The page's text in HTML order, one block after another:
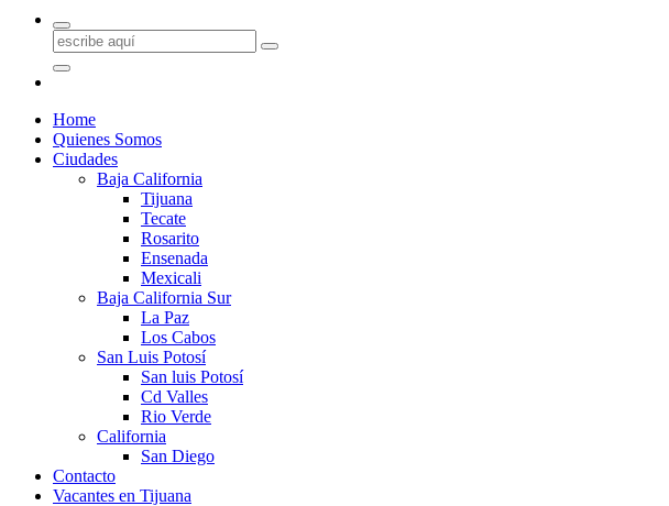
Home
Quienes Somos
Ciudades
Baja California
Tijuana
Tecate
Rosarito
Ensenada
Mexicali
Baja California Sur
La Paz
Los Cabos
San Luis Potosí
San luis Potosí
Cd Valles
Rio Verde
California
San Diego
Contacto
Vacantes en Tijuana